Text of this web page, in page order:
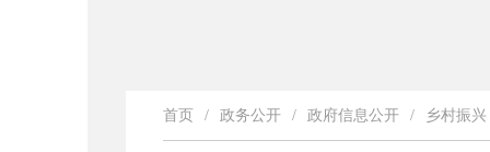
首页 / 政务公开 / 政府信息公开 / 乡村振兴